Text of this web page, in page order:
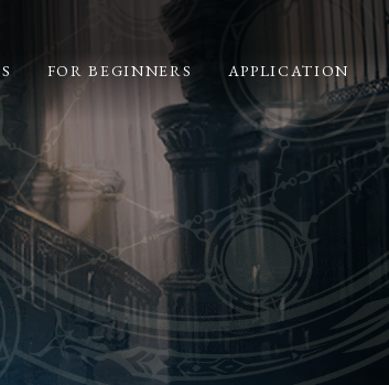
FOR BEGINNERS APPLICATION